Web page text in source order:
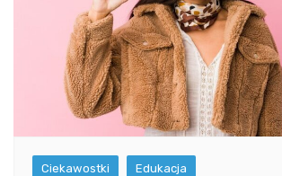
Ciekawostki Edukacja